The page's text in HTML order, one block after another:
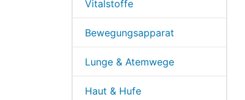
Vitalstoffe
Bewegungsapparat
Lunge & Atemwege
Haut & Hufe